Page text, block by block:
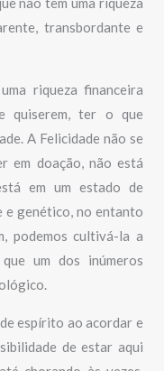
transbordante e
riqueza financeira
quiserem, ter o que
A Felicidade não se
em doação, não está
em um estado de
e genético, no entanto
podemos cultivá-la a
um dos inúmeros
espírito ao acordar e
de estar aqui